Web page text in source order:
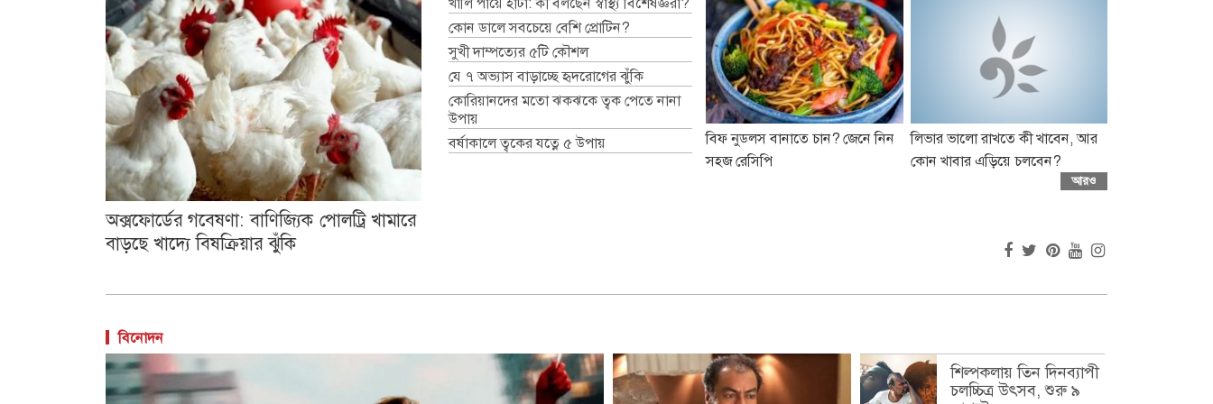
অক্সফোর্ডের গবেষণা: বাণিজ্যিক পোলট্রি খামারে
বাড়ছে খাদ্যে বিষক্রিয়ার ঝুঁকি
কোন ডালে সবচেয়ে বেশি প্রোটিন?
সুখী দাম্পত্যের ৫টি কৌশল
যে ৭ অভ্যাস বাড়াচ্ছে হৃদরোগের ঝুঁকি
কোরিয়ানদের মতো ঝকঝকে ত্বক পেতে নানা
উপায়
বর্ষাকালে ত্বকের যত্নে ৫ উপায়
বিফ নুডলস বানাতে চান? জেনে নিন
সহজ রেসিপি
লিভার ভালো রাখতে কী খাবেন, আর
কোন খাবার এড়িয়ে চলবেন?
আরও
বিনোদন
শিল্পকলায় তিন দিনব্যাপী
চলচ্চিত্র উৎসব, শুরু ৯